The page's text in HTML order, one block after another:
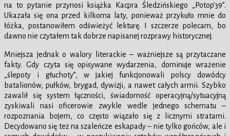
na to pytanie przynosi książka Kacpra Śledzińskiego „Potop’39”.
Ukazała się ona przed kilkoma laty, ponieważ przykuło mnie do
łóżka, postanowiłem odświeżyć lekturę. I szczerze polecam, bo
dawno nie czytałem tak dobrze napisanej rozprawy historycznej.
Mniejsza jednak o walory literackie – ważniejsze są przytaczane
fakty. Gdy czyta się opisywane wydarzenia, dominuje wrażenie
„ślepoty i głuchoty”, w jakiej funkcjonowali polscy dowódcy
batalionów, pułków, brygad, dywizji, a nawet całych armii. Szybko
zawalił się system łączności, świadomość operacyjną/sytuacyjną
zyskiwali nasi oficerowie zwykle wedle jednego schematu –
rozpoznania bojem, co często wiązało się z licznymi stratami.
Decydowano się też na szaleńcze eskapady – nie tylko gońców, ale i